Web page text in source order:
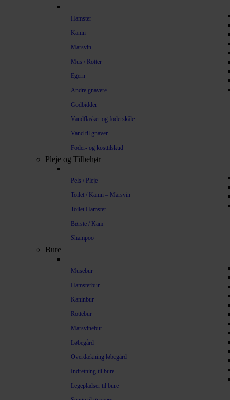
Hamster
Kanin
Marsvin
Mus / Rotter
Egern
Andre gnavere
Godbidder
Vandflasker og foderskåle
Vand til gnaver
Foder- og kosttilskud
Pleje og Tilbehør
Pels / Pleje
Toilet / Kanin – Marsvin
Toilet Hamster
Børste / Kam
Shampoo
Bure
Musebur
Hamsterbur
Kaninbur
Rottebur
Marsvinebur
Løbegård
Overdækning løbegård
Indretning til bure
Legepladser til bure